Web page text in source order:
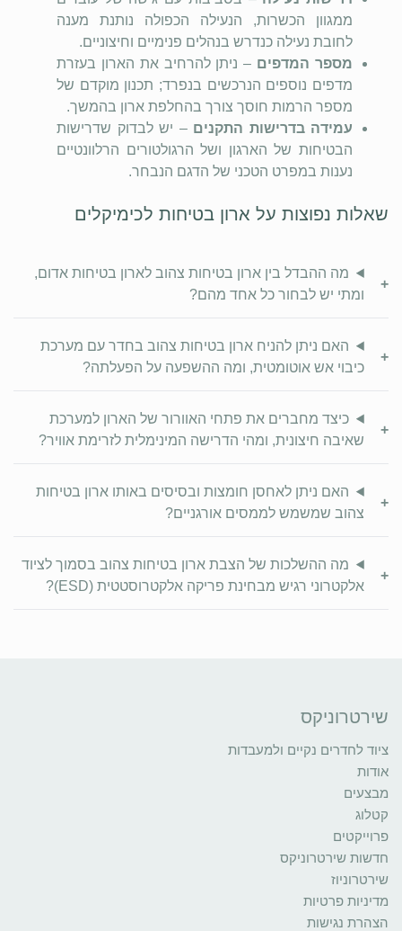
ממגוון הכשרות, הנעילה הכפולה נותנת מענה
לחובת נעילה כנדרש בנהלים פנימיים וחיצוניים.
מספר המדפים – ניתן להרחיב את הארון בעזרת
מדפים נוספים הנרכשים בנפרד; תכנון מוקדם של
מספר הרמות חוסך צורך בהחלפת ארון בהמשך.
עמידה בדרישות התקנים – יש לבדוק שדרישות
הבטיחות של הארגון ושל הרגולטורים הרלוונטיים
נענות במפרט הטכני של הדגם הנבחר.
שאלות נפוצות על ארון בטיחות לכימיקלים
+
מה ההבדל בין ארון בטיחות צהוב לארון בטיחות אדום,
ומתי יש לבחור כל אחד מהם?
+
האם ניתן להניח ארון בטיחות צהוב בחדר עם מערכת
כיבוי אש אוטומטית, ומה ההשפעה על הפעלתה?
+
כיצד מחברים את פתחי האוורור של הארון למערכת
שאיבה חיצונית, ומהי הדרישה המינימלית לזרימת אוויר?
+
האם ניתן לאחסן חומצות ובסיסים באותו ארון בטיחות
צהוב שמשמש לממסים אורגניים?
+
מה ההשלכות של הצבת ארון בטיחות צהוב בסמוך לציוד
אלקטרוני רגיש מבחינת פריקה אלקטרוסטטית (ESD)?
שירטרוניקס
ציוד לחדרים נקיים ולמעבדות
אודות
מבצעים
קטלוג
פרוייקטים
חדשות שירטרוניקס
שירטרוניוז
מדיניות פרטיות
הצהרת נגישות